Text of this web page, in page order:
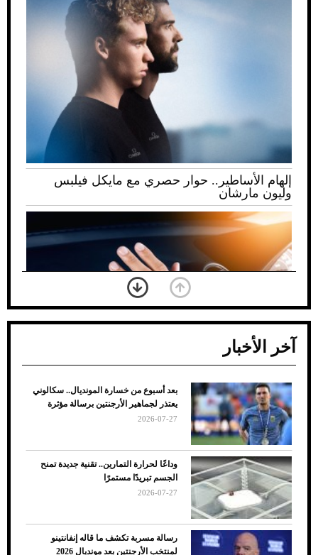
إلهام الأساطير.. حوار حصري مع مايكل فيلبس
وليون مارشان
ضعف تبريد مكيف السيارة عند الوقوف.. أشهر
الأسباب والحلول
آخر الأخبار
بعد أسبوع من خسارة المونديال.. سكالوني
يعتذر لجماهير الأرجنتين برسالة مؤثرة
2026-07-27
وداعًا لحرارة التمارين.. تقنية جديدة تمنح
الجسم تبريدًا مستمرًا
2026-07-27
رسالة مسربة تكشف ما قاله إنفانتينو
لمنتخب الأرجنتين بعد مونديال 2026